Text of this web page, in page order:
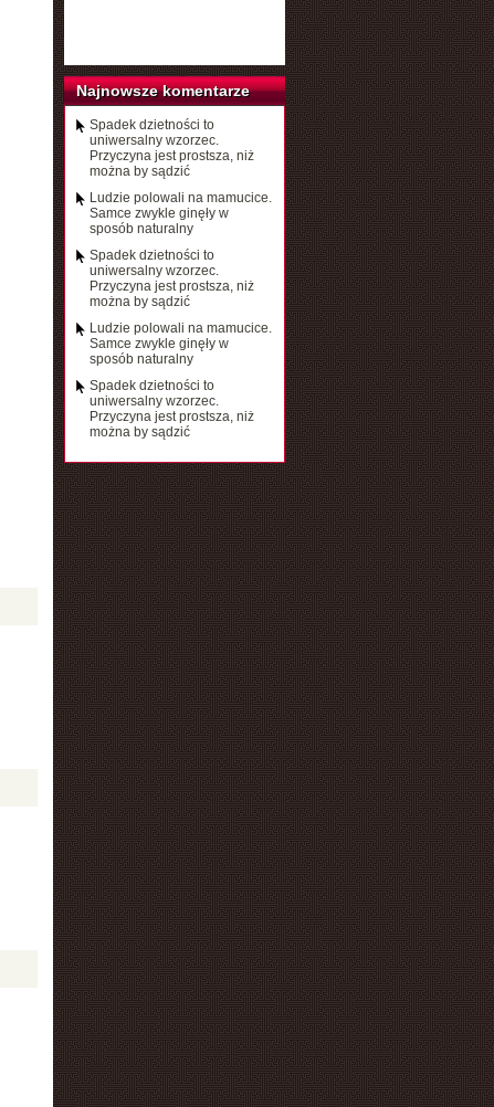
Najnowsze komentarze
Spadek dzietności to
uniwersalny wzorzec.
Przyczyna jest prostsza, niż
można by sądzić
Ludzie polowali na mamucice.
Samce zwykle ginęły w
sposób naturalny
Spadek dzietności to
uniwersalny wzorzec.
Przyczyna jest prostsza, niż
można by sądzić
Ludzie polowali na mamucice.
Samce zwykle ginęły w
sposób naturalny
Spadek dzietności to
uniwersalny wzorzec.
Przyczyna jest prostsza, niż
można by sądzić